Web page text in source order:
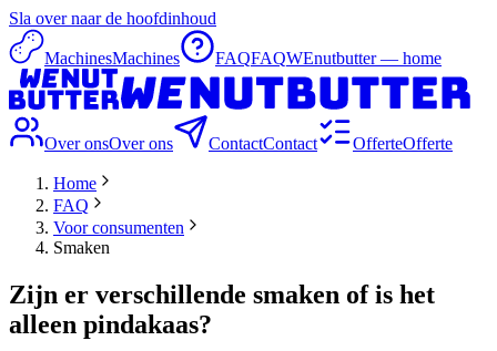
Sla over naar de hoofdinhoud
MachinesMachines FAQFAQWEnutbutter — home
Over onsOver ons ContactContact OfferteOfferte
Home
FAQ
Voor consumenten
Smaken
Zijn er verschillende smaken of is het
alleen pindakaas?